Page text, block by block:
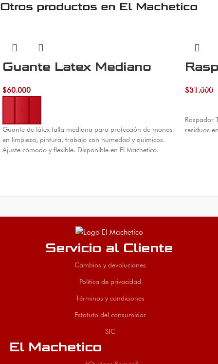
Otros productos en El Machetico
Guante Latex Mediano
$60.000
Añadir al carrito
Guante de látex talla mediana para protección de manos
en limpieza, pintura, trabajo con humedad y químicos.
Ajuste cómodo y flexible. Disponible en El Machetico.
$31.000
Añadir al
Raspador
residuos
Servicio al Cliente
Cambios y devoluciones
Política de privacidad
Términos y condiciones
Estatuto del consumidor
SIC
El Machetico